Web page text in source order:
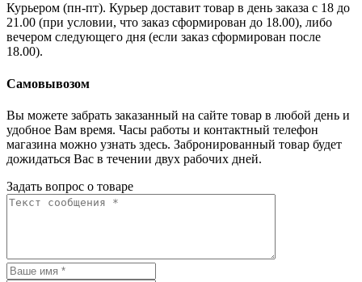
Курьером (пн-пт). Курьер доставит товар в день заказа с 18 до
21.00 (при условии, что заказ сформирован до 18.00), либо
вечером следующего дня (если заказ сформирован после
18.00).
Самовывозом
Вы можете забрать заказанный на сайте товар в любой день и
удобное Вам время. Часы работы и контактный телефон
магазина можно узнать здесь. Забронированный товар будет
дожидаться Вас в течении двух рабочих дней.
Задать вопрос о товаре